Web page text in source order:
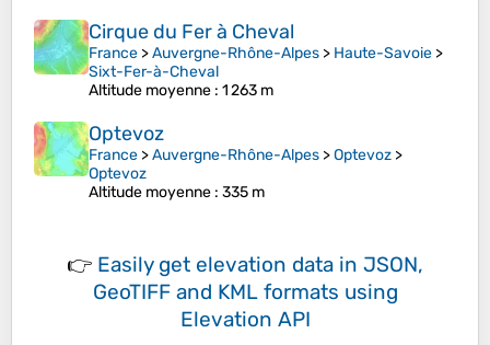
Cirque du Fer à Cheval
France >Auvergne-Rhône-Alpes > Haute-Savoie >
Sixt-Fer-à-Cheval
Altitude moyenne : 1 263 m
Optevoz
France >Auvergne-Rhône-Alpes >Optevoz >
Optevoz
Altitude moyenne : 335 m
👉 Easily get elevation data in JSON,
GeoTIFF and KML formats using
Elevation API